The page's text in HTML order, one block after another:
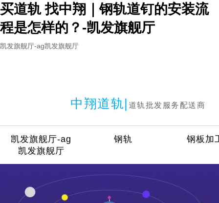
买道轨 找中翔｜钢轨道钉的安装流
程是怎样的？-凯发旗舰厅
凯发旗舰厅-ag凯发旗舰厅
中翔道轨| 道轨批发服务配送商
凯发旗舰厅-ag
凯发旗舰厅
钢轨 钢板加